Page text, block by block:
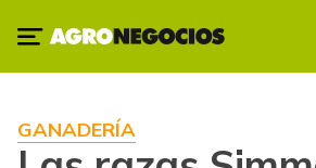
GANADERÍA